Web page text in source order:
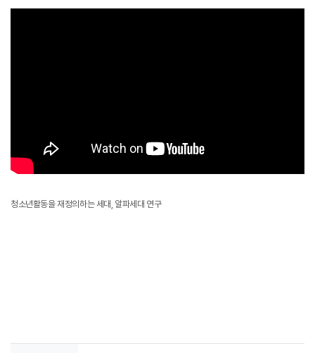
청소년활동을 재정의하는 세대, 알파세대 연구